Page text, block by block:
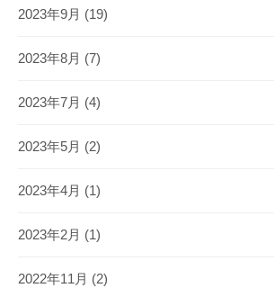
2023年9月 (19)
2023年8月 (7)
2023年7月 (4)
2023年5月 (2)
2023年4月 (1)
2023年2月 (1)
2022年11月 (2)